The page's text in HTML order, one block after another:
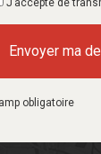
J’accepte de
obligatoire